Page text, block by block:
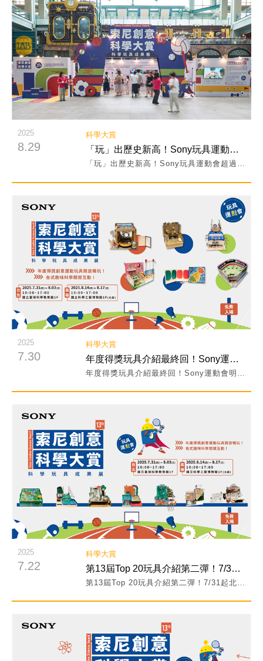
2025
8.29
科學大賞
「玩」出歷史新高！Sony玩具運動會超過25,000人次參加！
「玩」出歷史新高！Sony玩具運動會超過25,000人次參加！
2025
7.30
科學大賞
年度得獎玩具介紹最終回！Sony運動會明日正式開幕！
2025
7.22
科學大賞
第13屆Top 20玩具介紹第二彈！7/31起北高巡展免費體驗！